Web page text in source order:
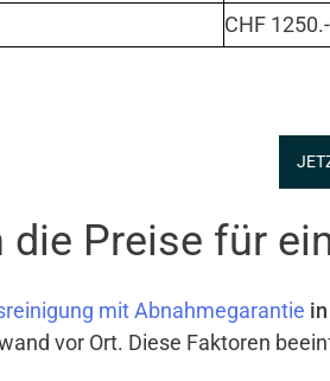
CHF 1250.-
die Preise für
mit Abnahmegarantie
vor Ort. Diese Faktoren